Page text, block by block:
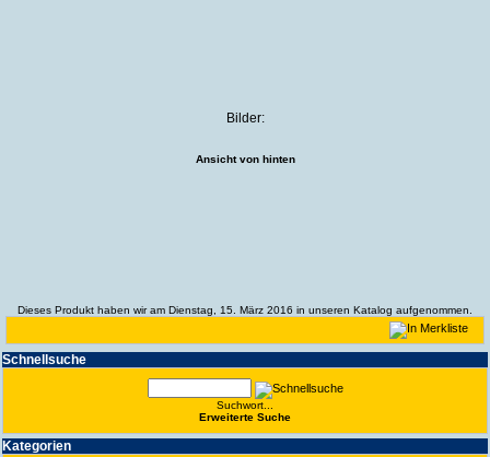
Schnell­suche
Suchwort...
Erwei­terte Suche
Kate­gorien
Bilder:
Ansicht von hinten
Dieses Produkt haben wir am Dienstag, 15. März 2016 in unseren Katalog aufgenommen.